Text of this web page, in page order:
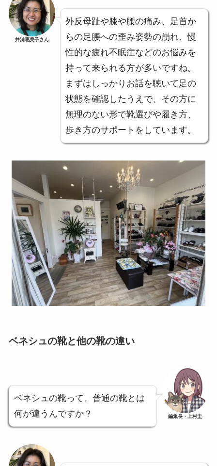
井浦惠美子さん
外反母趾や膝や腰の痛み、足首か
らの足腰への歪み姿勢の崩れ、慢
性的な疲れ不眠症などのお悩みを
持って来られる方が多いですね。
まずはしっかりお話を聴いて足の
状態を確認したうえで、その方に
無理のない形で靴選びや履き方、
歩き方のサポートをしています。
ベネシュの靴と他の靴の違い
ベネシュの靴って、普通の靴とは
何が違うんですか？
編集長・上村圭